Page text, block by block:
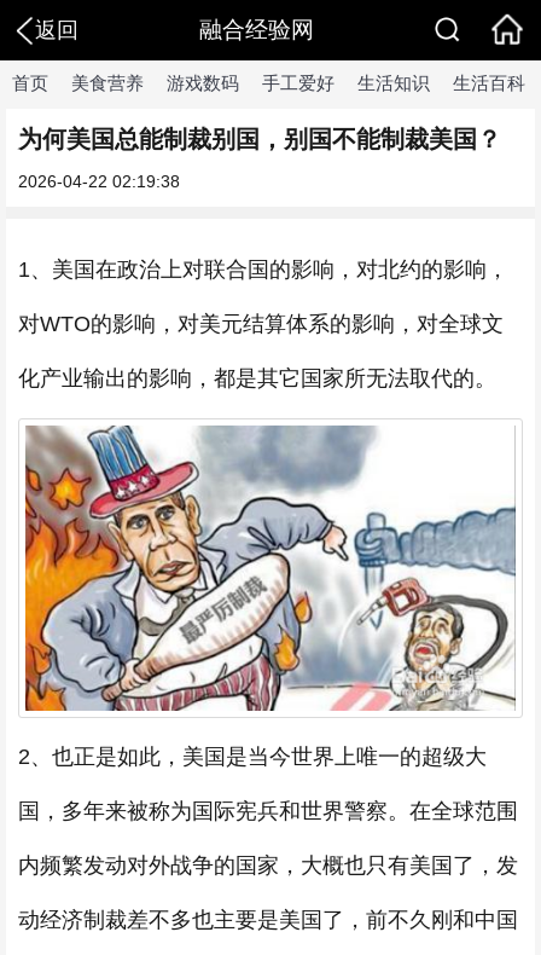
返回 融合经验网
首页 美食营养 游戏数码 手工爱好 生活知识 生活百科
为何美国总能制裁别国，别国不能制裁美国？
2026-04-22 02:19:38
1、美国在政治上对联合国的影响，对北约的影响，
对WTO的影响，对美元结算体系的影响，对全球文
化产业输出的影响，都是其它国家所无法取代的。
2、也正是如此，美国是当今世界上唯一的超级大
国，多年来被称为国际宪兵和世界警察。在全球范围
内频繁发动对外战争的国家，大概也只有美国了，发
动经济制裁差不多也主要是美国了，前不久刚和中国